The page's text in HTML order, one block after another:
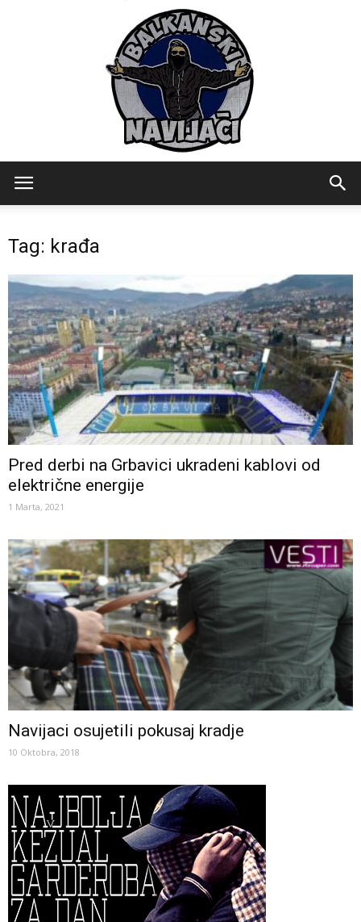
Tag: krađa
Pred derbi na Grbavici ukradeni kablovi od
električne energije
1 Marta, 2021
Navijaci osujetili pokusaj kradje
10 Oktobra, 2018